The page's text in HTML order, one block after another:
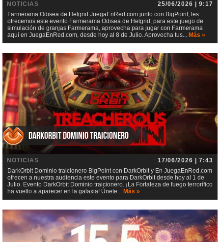
NOTICIAS
25/06/2026 | 9:17
Farmerama Odisea de Helgrid JuegaEnRed.com junto con BigPoint, les
ofrecemos este evento Farmerama Odisea de Helgrid, para este juego de
simulación de granjas Farmerama, aprovecha para jugar con Farmerama
aquí en JuegaEnRed.com, desde hoy al 8 de Julio. Aprovecha tus... Más »
DarkOrbit Dominio traicionero
NOTICIAS
17/06/2026 | 7:43
DarkOrbit Dominio traicionero BigPoint con DarkOrbit y En JuegaEnRed.com
ofrecen a nuestra audiencia este evento para DarkOrbit desde hoy al 1 de
Julio. Evento DarkOrbit Dominio traicionero. ¡La Fortaleza de fuego terrorífico
ha vuelto a aparecer en la galaxia! Únete... Más »